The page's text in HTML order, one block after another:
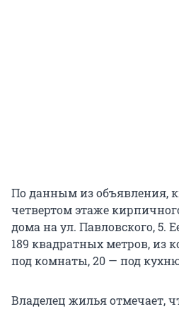
По данным из объявления,
четвертом этаже
дома на ул. Павловского, 5.
189 квадратных метров, из
под комнаты, 20 — под
Владелец жилья отмечает,